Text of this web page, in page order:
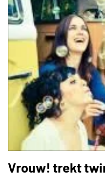
Vrouw! trekt